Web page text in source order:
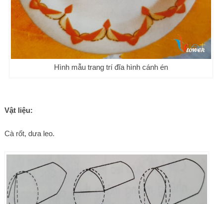
Hình mẫu trang trí đĩa hình cánh én
Vật liệu:
Cà rốt, dưa leo.